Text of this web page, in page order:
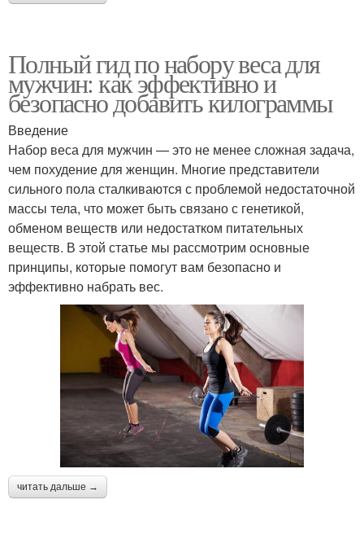
Полный гид по набору веса для
мужчин: как эффективно и
безопасно добавить килограммы
Введение
Набор веса для мужчин — это не менее сложная задача,
чем похудение для женщин. Многие представители
сильного пола сталкиваются с проблемой недостаточной
массы тела, что может быть связано с генетикой,
обменом веществ или недостатком питательных
веществ. В этой статье мы рассмотрим основные
принципы, которые помогут вам безопасно и
эффективно набрать вес.
читать дальше →